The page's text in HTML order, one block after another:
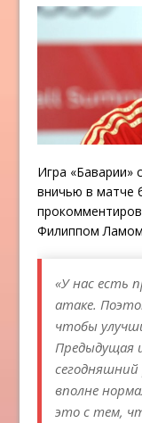
Игра «Баварии»
вничью в матче
Филиппом
«У нас есть
атаке.
чтобы
Предыдущая
вполне
это с тем,